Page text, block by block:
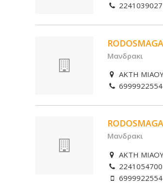
2241039027
Μανδρακι
ΑΚΤΗ
6999922554
Μανδρακι
ΑΚΤΗ
2241054700
6999922554